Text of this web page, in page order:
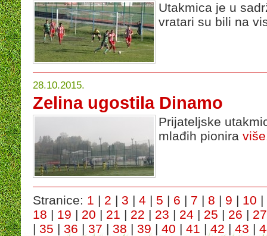
Utakmica je u
vratari su bili na
28.10.2015.
Zelina ugostila Dinamo
Prijateljske
mlađih pionira
Stranice: 1 | 2 | 3 | 4 | 5 | 6 | 7 | 8 | 9 | 10 |
18 | 19 | 20 | 21 | 22 | 23 | 24 | 25 | 26 | 27
| 35 | 36 | 37 | 38 | 39 | 40 | 41 |42 | 43 |